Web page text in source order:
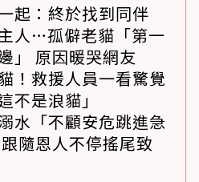
起：終於找到同伴
人…孤僻老貓「第一
」 原因暖哭網友
！救援人員一看驚覺
不是浪貓」
水「不顧安危跳進急
隨恩人不停搖尾致